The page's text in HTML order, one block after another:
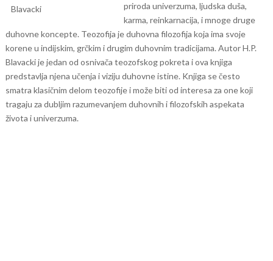
priroda univerzuma, ljudska duša,
karma, reinkarnacija, i mnoge druge
duhovne koncepte. Teozofija je duhovna filozofija koja ima svoje
korene u indijskim, grčkim i drugim duhovnim tradicijama. Autor H.P.
Blavacki je jedan od osnivača teozofskog pokreta i ova knjiga
predstavlja njena učenja i viziju duhovne istine. Knjiga se često
smatra klasičnim delom teozofije i može biti od interesa za one koji
tragaju za dubljim razumevanjem duhovnih i filozofskih aspekata
života i univerzuma.